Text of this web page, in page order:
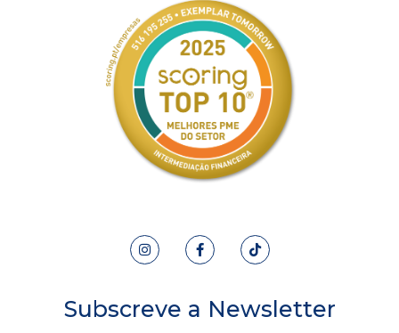
Subscreve a Newsletter